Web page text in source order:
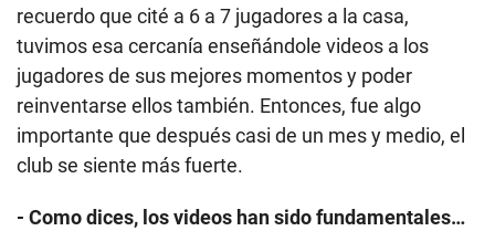
recuerdo que cité a 6 a 7 jugadores a la casa,
tuvimos esa cercanía enseñándole videos a los
jugadores de sus mejores momentos y poder
reinventarse ellos también. Entonces, fue algo
importante que después casi de un mes y medio, el
club se siente más fuerte.
- Como dices, los videos han sido fundamentales…